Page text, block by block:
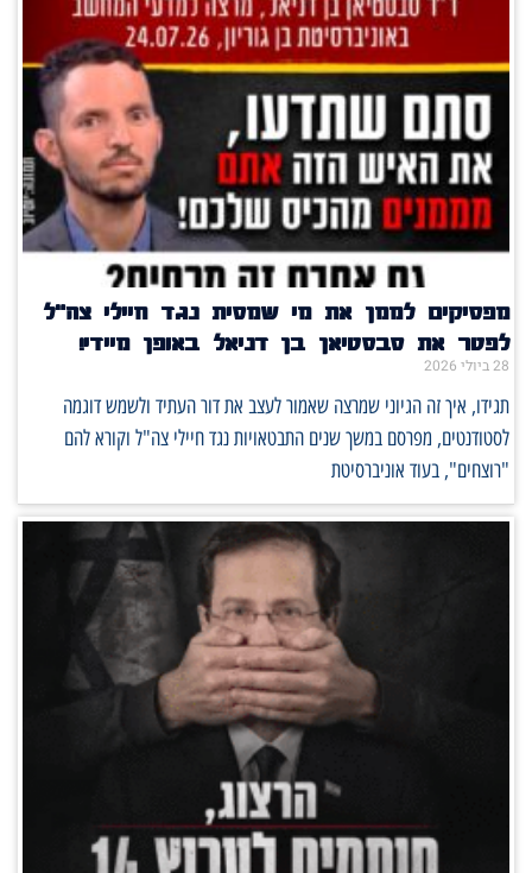
מפסיקים לממן את מי שמסית נגד חיילי צה"ל
לפטר את סבסטיאן בן דניאל באופן מיידי!
28 ביולי 2026
תגידו, איך זה הגיוני שמרצה שאמור לעצב את דור העתיד ולשמש דוגמה
לסטודנטים, מפרסם במשך שנים התבטאויות נגד חיילי צה"ל וקורא להם
"רוצחים", בעוד אוניברסיטת